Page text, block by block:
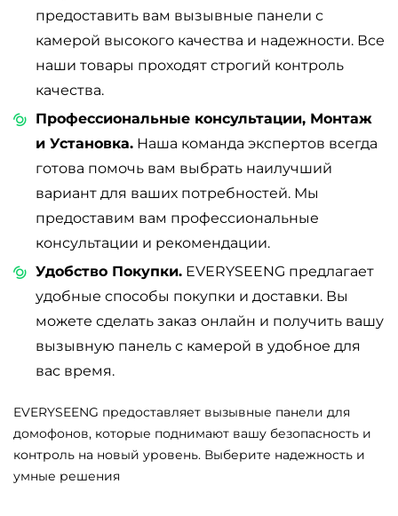
предоставить вам вызывные панели с
камерой высокого качества и надежности. Все
наши товары проходят строгий контроль
качества.
Профессиональные консультации, Монтаж
и Установка. Наша команда экспертов всегда
готова помочь вам выбрать наилучший
вариант для ваших потребностей. Мы
предоставим вам профессиональные
консультации и рекомендации.
Удобство Покупки. EVERYSEENG предлагает
удобные способы покупки и доставки. Вы
можете сделать заказ онлайн и получить вашу
вызывную панель с камерой в удобное для
вас время.
EVERYSEENG предоставляет вызывные панели для
домофонов, которые поднимают вашу безопасность и
контроль на новый уровень. Выберите надежность и
умные решения